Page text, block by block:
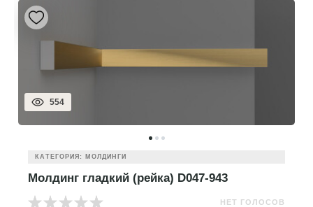
554
КАТЕГОРИЯ: МОЛДИНГИ
Молдинг гладкий (рейка) D047-943
НЕТ ГОЛОСОВ